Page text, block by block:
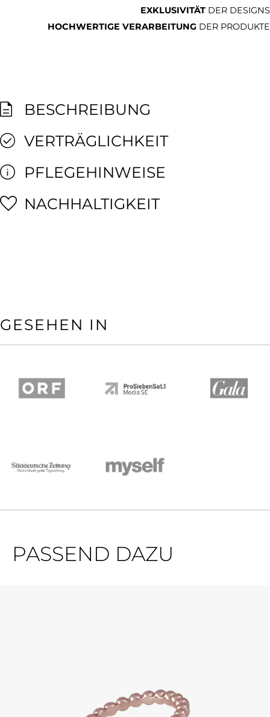
EXKLUSIVITÄT DER DESIGNS
HOCHWERTIGE VERARBEITUNG DER PRODUKTE
BESCHREIBUNG
VERTRÄGLICHKEIT
PFLEGEHINWEISE
NACHHALTIGKEIT
GESEHEN IN
PASSEND DAZU